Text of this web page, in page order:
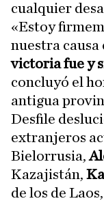
cualquier
«Estoy
nuestra causa
victoria fue y
concluyó el
antigua
Desfile
extranjeros
Bielorrusia,
Kazajistán,
de los de